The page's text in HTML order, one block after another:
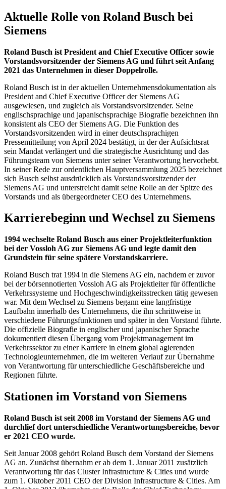
Aktuelle Rolle von Roland Busch bei
Siemens
Roland Busch ist President and Chief Executive Officer sowie
Vorstandsvorsitzender der Siemens AG und führt seit Anfang
2021 das Unternehmen in dieser Doppelrolle.
Roland Busch ist in der aktuellen Unternehmensdokumentation als
President and Chief Executive Officer der Siemens AG
ausgewiesen, und zugleich als Vorstandsvorsitzender. Seine
englischsprachige und japanischsprachige Biografie bezeichnen ihn
konsistent als CEO der Siemens AG. Die Funktion des
Vorstandsvorsitzenden wird in einer deutschsprachigen
Pressemitteilung von April 2024 bestätigt, in der der Aufsichtsrat
sein Mandat verlängert und die strategische Ausrichtung und das
Führungsteam von Siemens unter seiner Verantwortung hervorhebt.
In seiner Rede zur ordentlichen Hauptversammlung 2025 bezeichnet
sich Busch selbst ausdrücklich als Vorstandsvorsitzender der
Siemens AG und unterstreicht damit seine Rolle an der Spitze des
Vorstands und als übergeordneter CEO des Unternehmens.
Karrierebeginn und Wechsel zu Siemens
1994 wechselte Roland Busch aus einer Projektleiterfunktion
bei der Vossloh AG zur Siemens AG und legte damit den
Grundstein für seine spätere Vorstandskarriere.
Roland Busch trat 1994 in die Siemens AG ein, nachdem er zuvor
bei der börsennotierten Vossloh AG als Projektleiter für öffentliche
Verkehrssysteme und Hochgeschwindigkeitsstrecken tätig gewesen
war. Mit dem Wechsel zu Siemens begann eine langfristige
Laufbahn innerhalb des Unternehmens, die ihn schrittweise in
verschiedene Führungsfunktionen und später in den Vorstand führte.
Die offizielle Biografie in englischer und japanischer Sprache
dokumentiert diesen Übergang vom Projektmanagement im
Verkehrssektor zu einer Karriere in einem global agierenden
Technologieunternehmen, die im weiteren Verlauf zur Übernahme
von Verantwortung für unterschiedliche Geschäftsbereiche und
Regionen führte.
Stationen im Vorstand von Siemens
Roland Busch ist seit 2008 im Vorstand der Siemens AG und
durchlief dort unterschiedliche Verantwortungsbereiche, bevor
er 2021 CEO wurde.
Seit Januar 2008 gehört Roland Busch dem Vorstand der Siemens
AG an. Zunächst übernahm er ab dem 1. Januar 2011 zusätzlich
Verantwortung für das Cluster Infrastructure & Cities und wurde
zum 1. Oktober 2011 CEO der Division Infrastructure & Cities. Am